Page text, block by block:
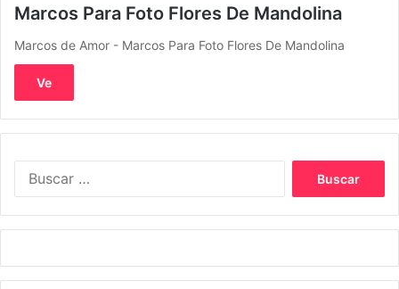
Marcos Para Foto Flores De Mandolina
Marcos de Amor - Marcos Para Foto Flores De Mandolina
Ve